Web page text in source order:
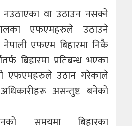
नउठाएका वा उठाउन नसक्ने
एफएमहरुले उठाउने
एफएम बिहारमा निकै
बिहारमा प्रतिबन्ध भएका
एफएमहरुले उठान गरेकाले
असन्तुष्ट बनेको
समयमा बिहारका